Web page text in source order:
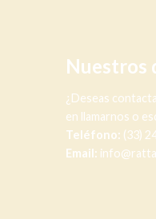
Nuestros
¿Deseas
en llamarnos o
Teléfono: (33)
Email: